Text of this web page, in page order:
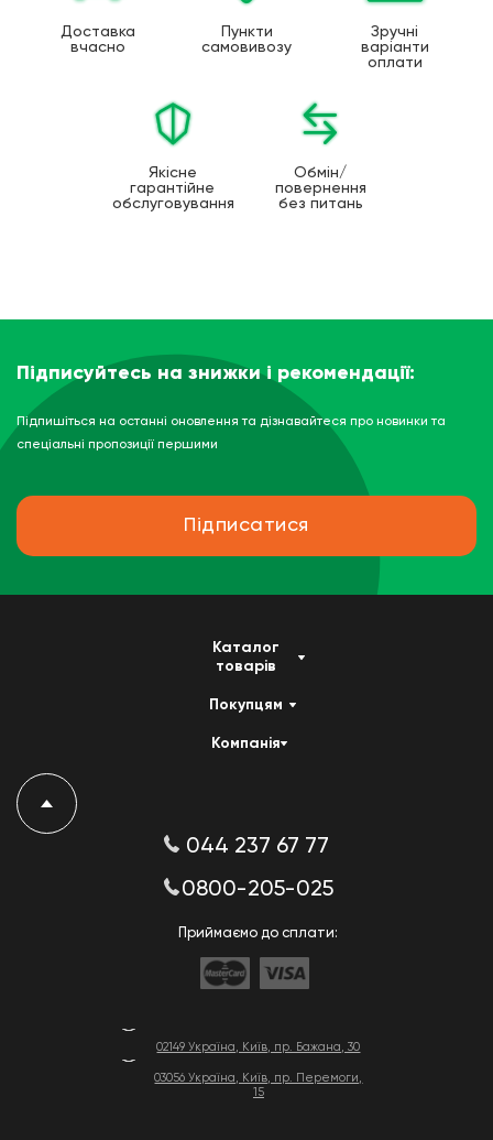
Доставка
вчасно
Пункти
самовивозу
Зручні
варіанти
оплати
Якісне
гарантійне
обслуговування
Обмін/
повернення
без питань
Підписуйтесь на знижки і рекомендації:
Підпишіться на останні оновлення та дізнавайтеся про новинки та
спеціальні пропозиції першими
Підписатися
02149 Україна, Київ, пр. Бажана, 30
03056 Україна, Київ, пр. Перемоги,
15
Каталог
товарів
Покупцям
Компанія
044 237 67 77
0800-205-025
Приймаємо до сплати: